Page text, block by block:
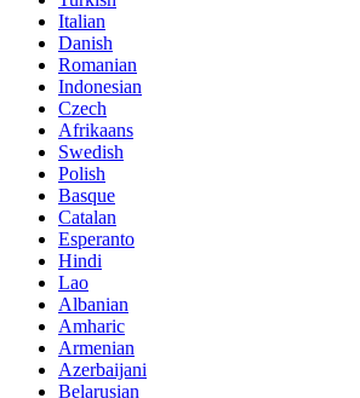
Italian
Danish
Romanian
Indonesian
Czech
Afrikaans
Swedish
Polish
Basque
Catalan
Esperanto
Hindi
Lao
Albanian
Amharic
Armenian
Azerbaijani
Belarusian